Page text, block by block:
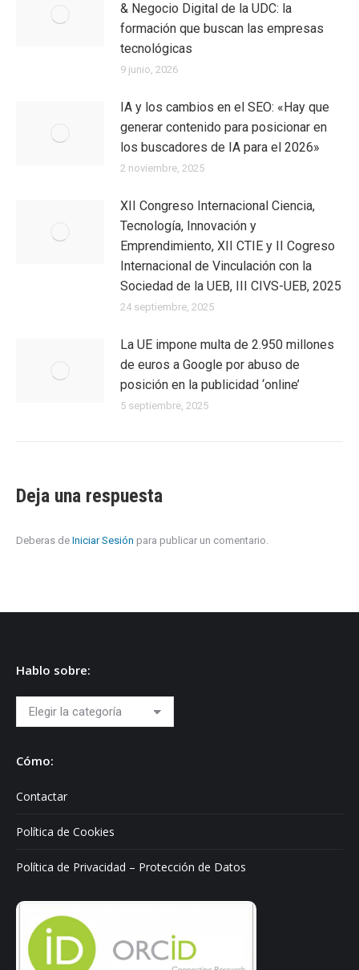
& Negocio Digital de la UDC: la
formación que buscan las empresas
tecnológicas
9 junio, 2026
IA y los cambios en el SEO: «Hay que
generar contenido para posicionar en
los buscadores de IA para el 2026»
2 noviembre, 2025
XII Congreso Internacional Ciencia,
Tecnología, Innovación y
Emprendimiento, XII CTIE y II Cogreso
Internacional de Vinculación con la
Sociedad de la UEB, III CIVS-UEB, 2025
24 septiembre, 2025
La UE impone multa de 2.950 millones
de euros a Google por abuso de
posición en la publicidad ‘online’
5 septiembre, 2025
Deja una respuesta
Deberas de Iniciar Sesión para publicar un comentario.
Hablo sobre:
Hablo
sobre:
Cómo:
Contactar
Política de Cookies
Política de Privacidad – Protección de Datos